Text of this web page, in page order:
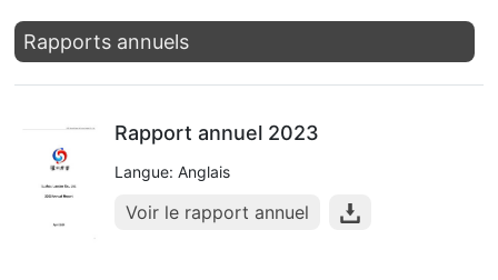
Rapports annuels
Rapport annuel 2023
Langue: Anglais
Voir le rapport annuel